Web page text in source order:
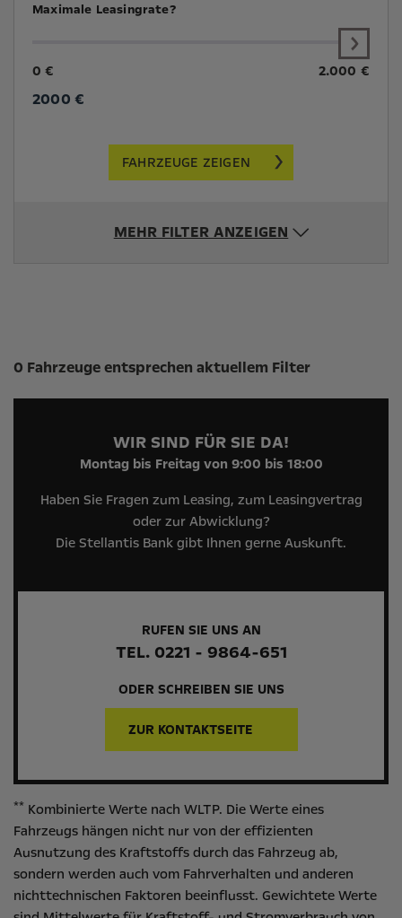
Maximale Leasingrate?
0 € 2.000 €
2000 €
FAHRZEUGE ZEIGEN
MEHR FILTER ANZEIGEN
Suchergebnisse
0 Fahrzeuge entsprechen aktuellem Filter
WIR SIND FÜR SIE DA!
Montag bis Freitag von 9:00 bis 18:00
Haben Sie Fragen zum Leasing, zum Leasingvertrag
oder zur Abwicklung?
Die Stellantis Bank gibt Ihnen gerne Auskunft.
RUFEN SIE UNS AN
TEL. 0221 - 9864-651
ODER SCHREIBEN SIE UNS
ZUR KONTAKTSEITE
** Kombinierte Werte nach WLTP. Die Werte eines
Fahrzeugs hängen nicht nur von der effizienten
Ausnutzung des Kraftstoffs durch das Fahrzeug ab,
sondern werden auch vom Fahrverhalten und anderen
nichttechnischen Faktoren beeinflusst. Gewichtete Werte